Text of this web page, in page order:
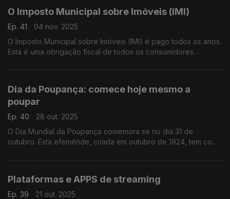
O Imposto Municipal sobre Imóveis (IMI)
Ep. 41
04 nov. 2025
O Imposto Municipal sobre Imóveis (IMI) é pago todos os anos.
Esta é uma obrigação fiscal de todos os consumidores
Dia da Poupança: comece hoje mesmo a
poupar
Ep. 40
28 out. 2025
O Dia Mundial da Poupança comemora se no dia 31 de
outubro. Esta efeméride, criada em outubro de 1924, tem como
endividamento.
Plataformas e APPS de streaming
Ep. 39 21 out. 2025